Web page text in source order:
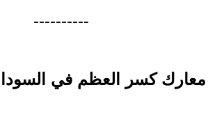
----------
معارك كسر العظم في